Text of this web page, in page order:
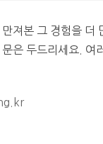
져본 그 경험을 더
은 두드리세요. 여